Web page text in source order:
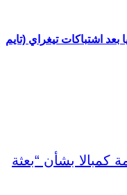
بعد اشتباكات تيغراي (تايم